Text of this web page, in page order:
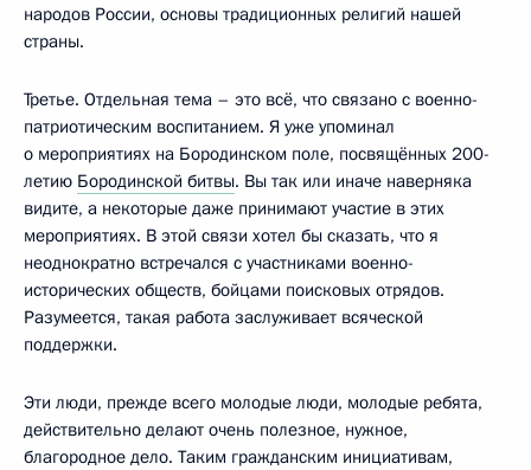
народов России, основы традиционных религий нашей
страны.
Третье. Отдельная тема – это всё, что связано с военно-
патриотическим воспитанием. Я уже упоминал
о мероприятиях на Бородинском поле, посвящённых 200-
летию Бородинской битвы. Вы так или иначе наверняка
видите, а некоторые даже принимают участие в этих
мероприятиях. В этой связи хотел бы сказать, что я
неоднократно встречался с участниками военно-
исторических обществ, бойцами поисковых отрядов.
Разумеется, такая работа заслуживает всяческой
поддержки.
Эти люди, прежде всего молодые люди, молодые ребята,
действительно делают очень полезное, нужное,
благородное дело. Таким гражданским инициативам,